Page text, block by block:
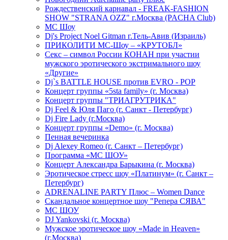
Рождественский карнавал - FREAK-FASHION
SHOW "STRANA OZZ" г.Москва (PACHA Club)
MC Шоу
Dj's Project Noel Gitman г.Тель-Авив (Израиль)
ПРИКОЛИТИ МС-Шоу – «КРУТОБЛ»
Секс – символ России КОНАН при участии
мужского эротического экстримального шоу
«Другие»
Dj`s BATTLE HOUSE против EVRO - POP
Концерт группы «5sta family» (г. Москва)
Концерт группы "ТРИАГРУТРИКА"
Dj Feel & Юля Паго (г. Санкт - Петербург)
Dj Fire Lady (г.Москва)
Концерт группы «Demo» (г. Москва)
Пенная вечеринка
Dj Alexey Romeo (г. Санкт – Петербург)
Программа «МС ШОУ»
Концерт Александра Барыкина (г. Москва)
Эротическое стресс шоу «Платинум» (г. Санкт –
Петербург)
ADRENALINE PARTY Плюс – Women Dance
Скандальное концертное шоу "Репера СЯВА"
МС ШОУ
DJ Yankovski (г. Москва)
Мужское эротическое шоу «Made in Heaven»
(г.Москва)